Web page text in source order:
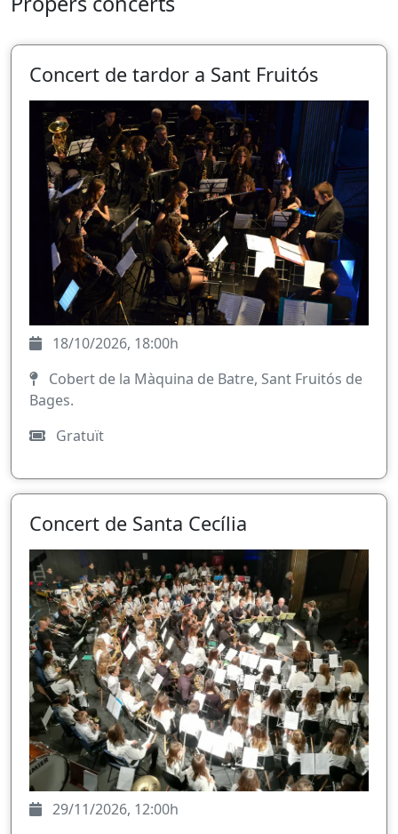
Concert de tardor a Sant Fruitós
18/10/2026, 18:00h
Cobert de la Màquina de Batre, Sant Fruitós de
Bages.
Gratuït
Concert de Santa Cecília
29/11/2026, 12:00h